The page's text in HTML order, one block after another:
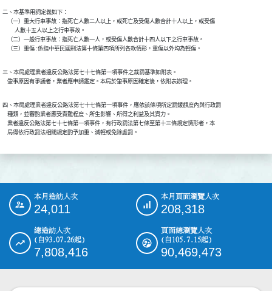
二、本基準用詞定義如下：
    （一）重大行車事故：指死亡人數二人以上，或死亡及受傷人數合計十人以上，或受傷
          人數十五人以上之行車事故。
    （二）一般行車事故：指死亡人數一人，或受傷人數合計十四人以下之行車事故。
    （三）重傷 :係指中華民國刑法第十條第四項所列各款情形，重傷以外均為輕傷。
三、本局處理業者違反公路法第七十七條第一項事件之裁罰基準如附表。
    肇事原因有爭議者，業者應申請鑑定。本局於肇事原因確定後，依附表辦理。
四、本局處理業者違反公路法第七十七條第一項事件，應依該條項所定罰鍰額度內與行政罰
    種類，並審酌業者應受責難程度、所生影響、所得之利益及其資力。
    業者違反公路法第七十七條第一項事件，有行政罰法第七條至第十三條規定情形者，本
    局得依行政罰法相關規定酌予加重、減輕或免除處罰。
::: 本月造訪人次
24,011
本月頁面瀏覽人次
208,318
總造訪人次
(自93.07.26起)
7,808,416
頁面總瀏覽人次
(自105.7.15起)
90,469,473